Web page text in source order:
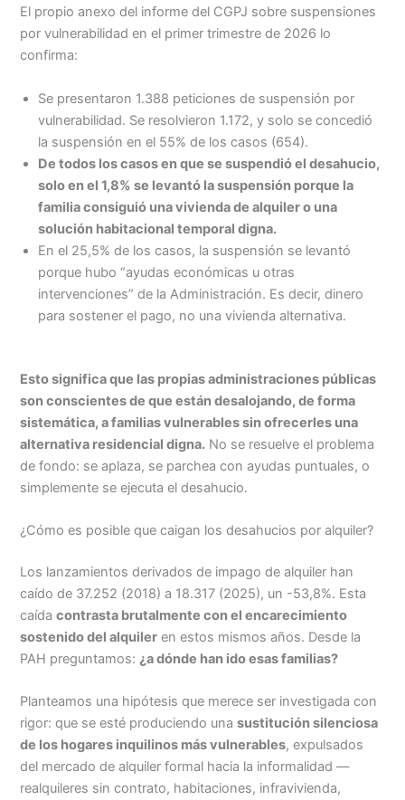
El propio anexo del informe del CGPJ sobre suspensiones
por vulnerabilidad en el primer trimestre de 2026 lo
confirma:
Se presentaron 1.388 peticiones de suspensión por
vulnerabilidad. Se resolvieron 1.172, y solo se concedió
la suspensión en el 55% de los casos (654).
De todos los casos en que se suspendió el desahucio,
solo en el 1,8% se levantó la suspensión porque la
familia consiguió una vivienda de alquiler o una
solución habitacional temporal digna.
En el 25,5% de los casos, la suspensión se levantó
porque hubo “ayudas económicas u otras
intervenciones” de la Administración. Es decir, dinero
para sostener el pago, no una vivienda alternativa.
Esto significa que las propias administraciones públicas
son conscientes de que están desalojando, de forma
sistemática, a familias vulnerables sin ofrecerles una
alternativa residencial digna. No se resuelve el problema
de fondo: se aplaza, se parchea con ayudas puntuales, o
simplemente se ejecuta el desahucio.
¿Cómo es posible que caigan los desahucios por alquiler?
Los lanzamientos derivados de impago de alquiler han
caído de 37.252 (2018) a 18.317 (2025), un -53,8%. Esta
caídacontrasta brutalmente con el encarecimiento
sostenido del alquiler en estos mismos años. Desde la
PAH preguntamos: ¿a dónde han ido esas familias?
Planteamos una hipótesis que merece ser investigada con
rigor: que se esté produciendo unasustitución silenciosa
de los hogares inquilinos más vulnerables, expulsados
del mercado de alquiler formal hacia la informalidad —
realquileres sin contrato, habitaciones, infravivienda,